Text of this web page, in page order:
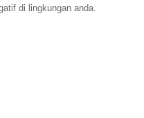
di lingkungan anda.